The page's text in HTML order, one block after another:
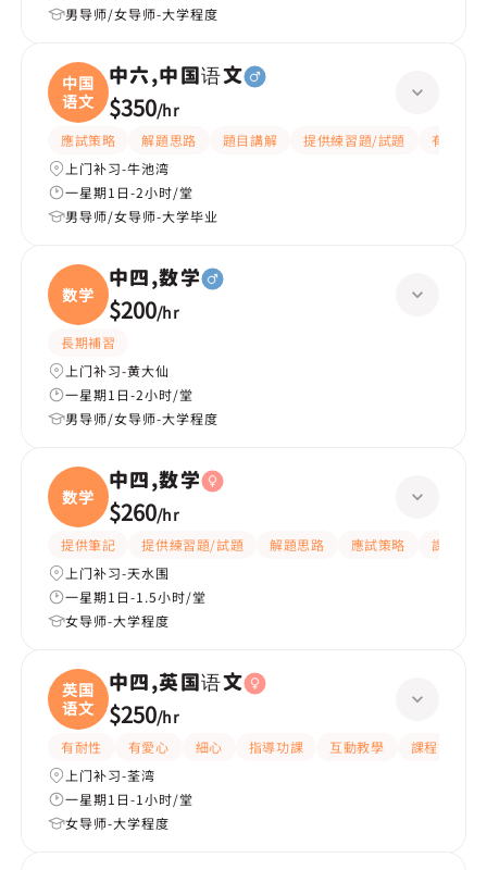
男导师/女导师-大学程度
中国
语文
中六,中国语文
$350/hr
應試策略 解題思路 題目講解 提供練習題/試題
有耐性
上门补习-牛池湾
一星期1日-2小时/堂
男导师/女导师-大学毕业
数学
中四,数学
$200/hr
長期補習
上门补习-黄大仙
一星期1日-2小时/堂
男导师/女导师-大学程度
数学
中四,数学
$260/hr
提供筆記 提供練習題/試題 解題思路 應試策略
課程設計
上门补习-天水围
一星期1日-1.5小时/堂
女导师-大学程度
英国
语文
中四,英国语文
$250/hr
有耐性 有愛心 細心 指導功課 互動教學
課程設計
上门补习-荃湾
一星期1日-1小时/堂
女导师-大学程度